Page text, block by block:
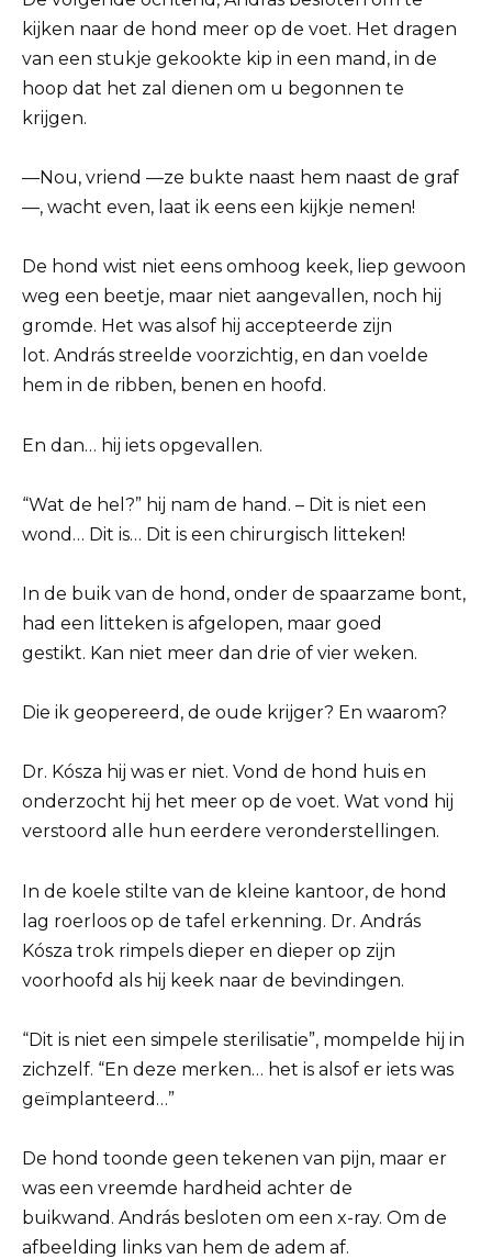
kijken naar de hond meer op de voet. Het dragen
van een stukje gekookte kip in een mand, in de
hoop dat het zal dienen om u begonnen te
krijgen.
—Nou, vriend —ze bukte naast hem naast de graf
—, wacht even, laat ik eens een kijkje nemen!
De hond wist niet eens omhoog keek, liep gewoon
weg een beetje, maar niet aangevallen, noch hij
gromde. Het was alsof hij accepteerde zijn
lot. András streelde voorzichtig, en dan voelde
hem in de ribben, benen en hoofd.
En dan… hij iets opgevallen.
“Wat de hel?” hij nam de hand. – Dit is niet een
wond… Dit is… Dit is een chirurgisch litteken!
In de buik van de hond, onder de spaarzame bont,
had een litteken is afgelopen, maar goed
gestikt. Kan niet meer dan drie of vier weken.
Die ik geopereerd, de oude krijger? En waarom?
Dr. Kósza hij was er niet. Vond de hond huis en
onderzocht hij het meer op de voet. Wat vond hij
verstoord alle hun eerdere veronderstellingen.
In de koele stilte van de kleine kantoor, de hond
lag roerloos op de tafel erkenning. Dr. András
Kósza trok rimpels dieper en dieper op zijn
voorhoofd als hij keek naar de bevindingen.
“Dit is niet een simpele sterilisatie”, mompelde hij in
zichzelf. “En deze merken… het is alsof er iets was
geïmplanteerd…”
De hond toonde geen tekenen van pijn, maar er
was een vreemde hardheid achter de
buikwand. András besloten om een x-ray. Om de
afbeelding links van hem de adem af.